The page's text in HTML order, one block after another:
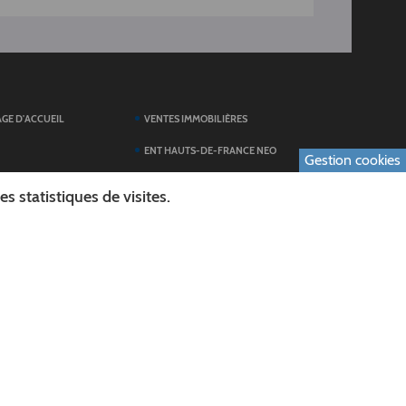
D'ACCUEIL VENTES IMMOBILIÈRES
ENT HAUTS-DE-FRANCE NEO
Gestion cookies
statistiques de visites.